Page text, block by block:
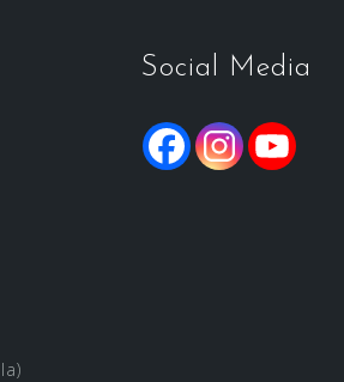
Social Media